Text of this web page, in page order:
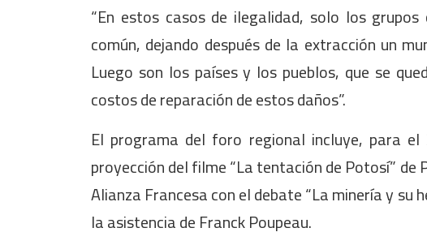
“En estos casos de ilegalidad, solo los
común, dejando después de la extracción un
Luego son los países y los pueblos, que se
costos de reparación de estos daños”.
El programa del foro regional incluye, para
proyección del filme “La tentación de Potosí” de
Alianza Francesa con el debate “La minería y su
la asistencia de Franck Poupeau.